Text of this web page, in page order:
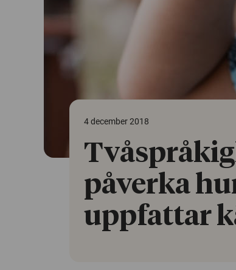
4 december 2018
påverka
uppfattar